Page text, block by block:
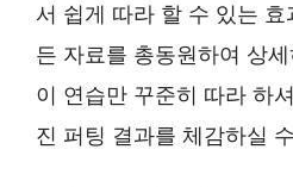
서 쉽게 따라 할 수 있는
든 자료를 총동원하여 상
이 연습만 꾸준히 따라 하
진 퍼팅 결과를 체감하실